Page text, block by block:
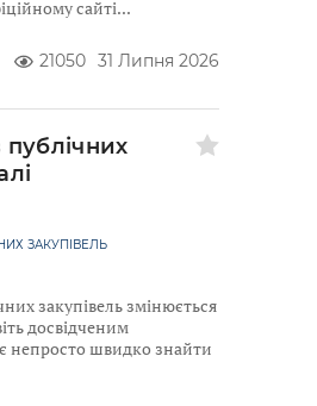
сайті
21050 31 Липня 2026
публічних
ЗАКУПІВЕЛЬ
закупівель змінюється
досвідченим
непросто швидко знайти